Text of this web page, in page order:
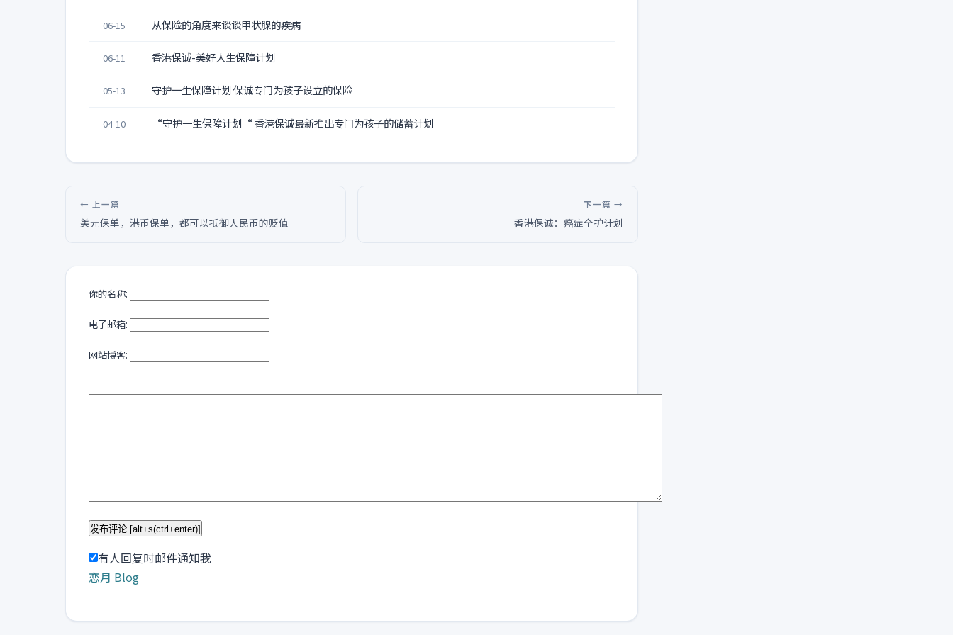
06-15 从保险的角度来谈谈甲状腺的疾病
06-11 香港保诚-美好人生保障计划
05-13 守护一生保障计划 保诚专门为孩子设立的保险
04-10 “守护一生保障计划“ 香港保诚最新推出专门为孩子的储蓄计划
← 上一篇
美元保单，港币保单，都可以抵御人民币的贬值
下一篇 →
香港保诚：癌症全护计划
你的名称:
电子邮箱:
网站博客:
有人回复时邮件通知我
恋月 Blog